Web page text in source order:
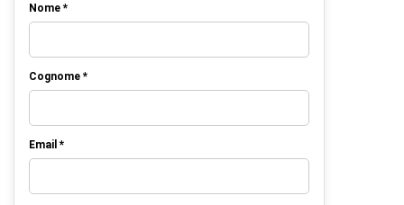
Nome *
Cognome *
Email *